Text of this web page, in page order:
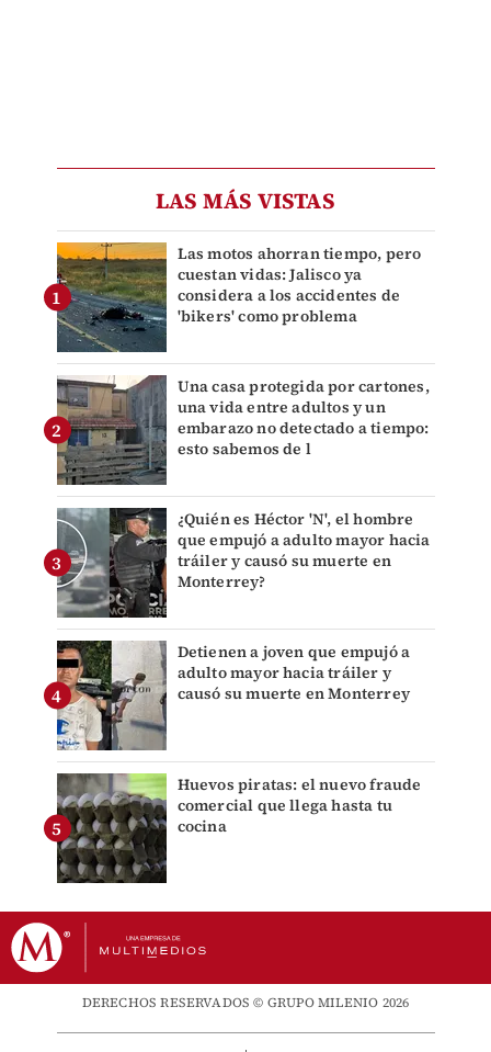
LAS MÁS VISTAS
Las motos ahorran tiempo, pero
cuestan vidas: Jalisco ya
considera a los accidentes de
'bikers' como problema
Una casa protegida por cartones,
una vida entre adultos y un
embarazo no detectado a tiempo:
esto sabemos de l
¿Quién es Héctor 'N', el hombre
que empujó a adulto mayor hacia
tráiler y causó su muerte en
Monterrey?
Detienen a joven que empujó a
adulto mayor hacia tráiler y
causó su muerte en Monterrey
Huevos piratas: el nuevo fraude
comercial que llega hasta tu
cocina
DERECHOS RESERVADOS © GRUPO MILENIO 2026